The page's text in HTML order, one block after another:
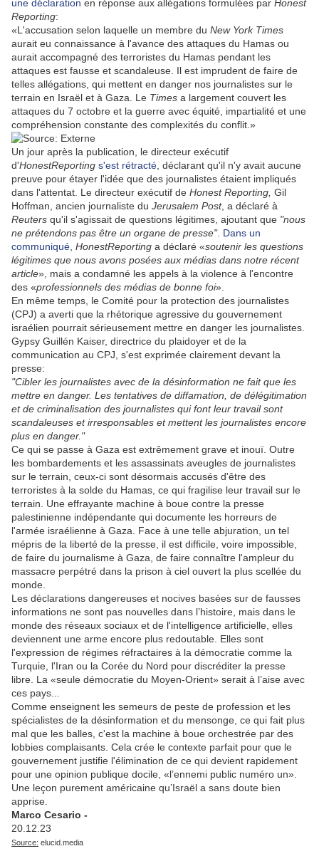
une déclaration en réponse aux allégations formulées par Honest
Reporting:
«L'accusation selon laquelle un membre du New York Times
aurait eu connaissance à l'avance des attaques du Hamas ou
aurait accompagné des terroristes du Hamas pendant les
attaques est fausse et scandaleuse. Il est imprudent de faire de
telles allégations, qui mettent en danger nos journalistes sur le
terrain en Israël et à Gaza. Le Times a largement couvert les
attaques du 7 octobre et la guerre avec équité, impartialité et une
compréhension constante des complexités du conflit.»
Un jour après la publication, le directeur exécutif
d'HonestReporting s'est rétracté , déclarant qu'il n'y avait aucune
preuve pour étayer l'idée que des journalistes étaient impliqués
dans l'attentat. Le directeur exécutif de Honest Reporting, Gil
Hoffman, ancien journaliste du Jerusalem Post, a déclaré à
Reuters qu'il s'agissait de questions légitimes, ajoutant que "nous
ne prétendons pas être un organe de presse". Dans un
communiqué HonestReporting a déclaré «soutenir les questions
légitimes que nous avons posées aux médias dans notre récent
article», mais a condamné les appels à la violence à l'encontre
des «professionnels des médias de bonne foi».
En même temps, le Comité pour la protection des journalistes
(CPJ) a averti que la rhétorique agressive du gouvernement
israélien pourrait sérieusement mettre en danger les journalistes.
Gypsy Guillén Kaiser, directrice du plaidoyer et de la
communication au CPJ, s'est exprimée clairement devant la
presse:
"Cibler les journalistes avec de la désinformation ne fait que les
mettre en danger. Les tentatives de diffamation, de délégitimation
et de criminalisation des journalistes qui font leur travail sont
scandaleuses et irresponsables et mettent les journalistes encore
plus en danger."
Ce qui se passe à Gaza est extrêmement grave et inouï. Outre
les bombardements et les assassinats aveugles de journalistes
sur le terrain, ceux-ci sont désormais accusés d'être des
terroristes à la solde du Hamas, ce qui fragilise leur travail sur le
terrain. Une effrayante machine à boue contre la presse
palestinienne indépendante qui documente les horreurs de
l'armée israélienne à Gaza. Face à une telle abjuration, un tel
mépris de la liberté de la presse, il est difficile, voire impossible,
de faire du journalisme à Gaza, de faire connaître l'ampleur du
massacre perpétré dans la prison à ciel ouvert la plus scellée du
monde.
Les déclarations dangereuses et nocives basées sur de fausses
informations ne sont pas nouvelles dans l’histoire, mais dans le
monde des réseaux sociaux et de l'intelligence artificielle, elles
deviennent une arme encore plus redoutable. Elles sont
l'expression de régimes réfractaires à la démocratie comme la
Turquie, l'Iran ou la Corée du Nord pour discréditer la presse
libre. La «seule démocratie du Moyen-Orient» serait à l’aise avec
ces pays...
Comme enseignent les semeurs de peste de profession et les
spécialistes de la désinformation et du mensonge, ce qui fait plus
mal que les balles, c'est la machine à boue orchestrée par des
lobbies complaisants. Cela crée le contexte parfait pour que le
gouvernement justifie l'élimination de ce qui devient rapidement
pour une opinion publique docile, «l’ennemi public numéro un».
Une leçon purement américaine qu’Israël a sans doute bien
apprise.
Marco Cesario -
20.12.23
Source: elucid.media